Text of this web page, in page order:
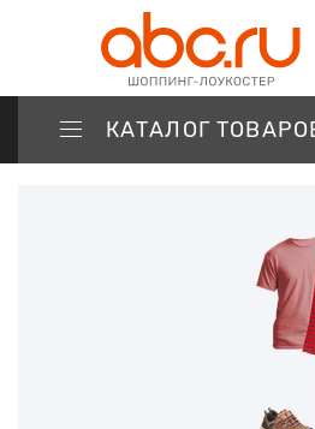
КАТАЛОГ